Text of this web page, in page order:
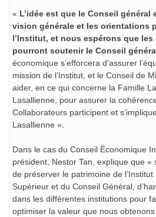
« L’idée est que le Conseil général
vision générale et les orientations
l’Institut, et nous espérons que
pourront soutenir le Conseil
économique s’efforcera d’assurer
mission de l’Institut, et le Conseil de
aider, en ce qui concerne la Famille
Lasallienne, pour assurer la
Collaborateurs participent et
Lasallienne ».
Dans le cas du Conseil Économique
président, Nestor Tan, explique que «
de préserver le patrimoine de
Supérieur et du Conseil Général,
dans les différentes institutions pour
optimiser la valeur que nous